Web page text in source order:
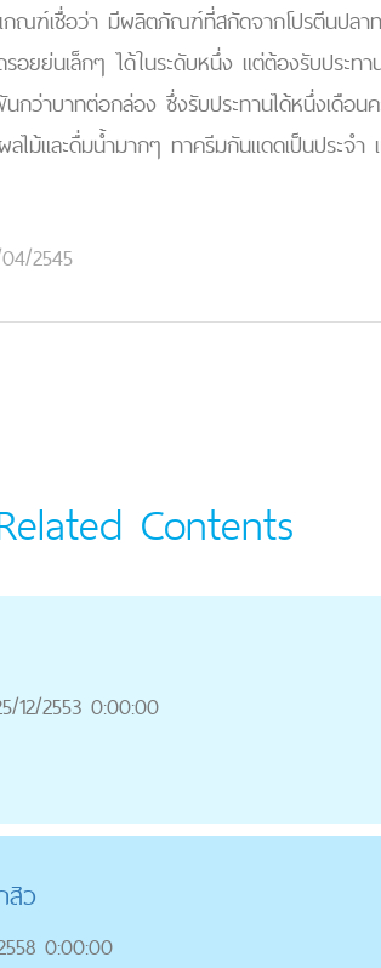
ณฑ์เชื่อว่า มีผลิตภัณฑ์ที่สกัดจากโปรตีนปลาท
ยย่นเล็กๆ ได้ในระดับหนึ่ง แต่ต้องรับประทา
กว่าบาทต่อกล่อง ซึ่งรับประทานได้หนึ่งเดือ
ม้และดื่มน้ำมากๆ ทาครีมกันแดดเป็นประจำ แ
2545
Contents
12/2553 0:00:00
สิว
0:00:00